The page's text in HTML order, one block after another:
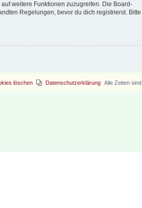
weitere Funktionen zuzugreifen. Die Board-
Regelungen, bevor du dich registrierst. Bitte
Alle Zeiten sind
Datenschutzerklärung
löschen